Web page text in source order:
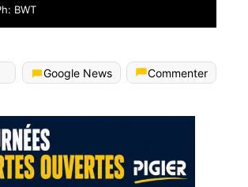
BWT
Google News
Commenter